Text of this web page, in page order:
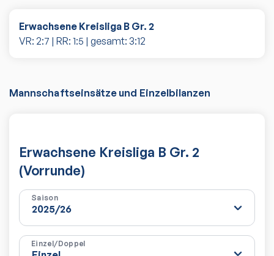
Erwachsene Kreisliga B Gr. 2
VR: 2:7 | RR: 1:5 | gesamt: 3:12
Mannschaftseinsätze und Einzelbilanzen
Erwachsene Kreisliga B Gr. 2
(Vorrunde)
Saison
Einzel/Doppel